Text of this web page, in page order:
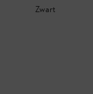
Zwart